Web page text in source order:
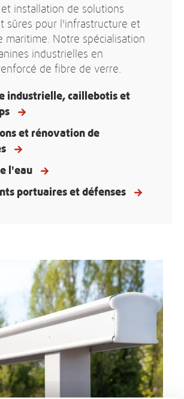
installation de solutions
sûres pour l'infrastructure et
maritime. Notre spécialisation
industrielles en
de fibre de verre.
industrielle, caillebotis et
et rénovation de
l'eau
portuaires et défenses